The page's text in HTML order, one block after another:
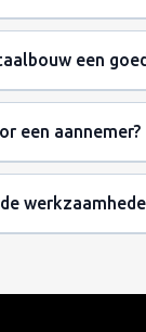
een
een aannemer?